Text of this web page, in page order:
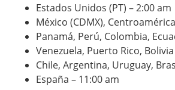
Estados Unidos (PT) – 2:00 am
México (CDMX),
Panamá, Perú, Colombia,
Venezuela, Puerto Rico,
Chile, Argentina, Uruguay,
España – 11:00 am